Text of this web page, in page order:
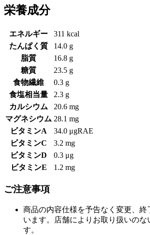
栄養成分
エネルギー
311 kcal
たんぱく質
14.0 g
脂質
16.8 g
糖質
23.5 g
食物繊維
0.3 g
食塩相当量
2.3 g
カルシウム
20.6 mg
マグネシウム 28.1 mg
ビタミンA
34.0 μgRAE
ビタミンC
3.2 mg
ビタミンD
0.3 μg
ビタミンE
1.2 mg
ご注意事項
商品の内容仕様を予告なく変更、終
います。店舗によりお取り扱いのな
す。